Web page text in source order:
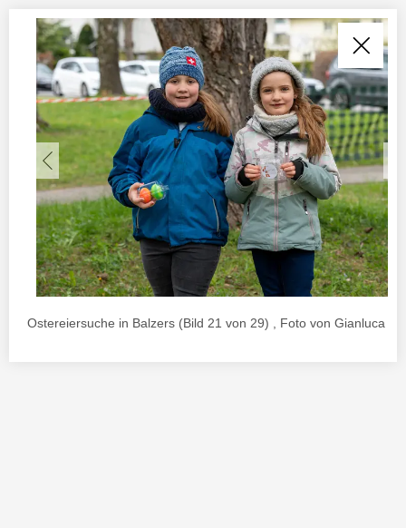
Ostereiersuche in Balzers (Bild 21 von 29) , Foto von Gianluca